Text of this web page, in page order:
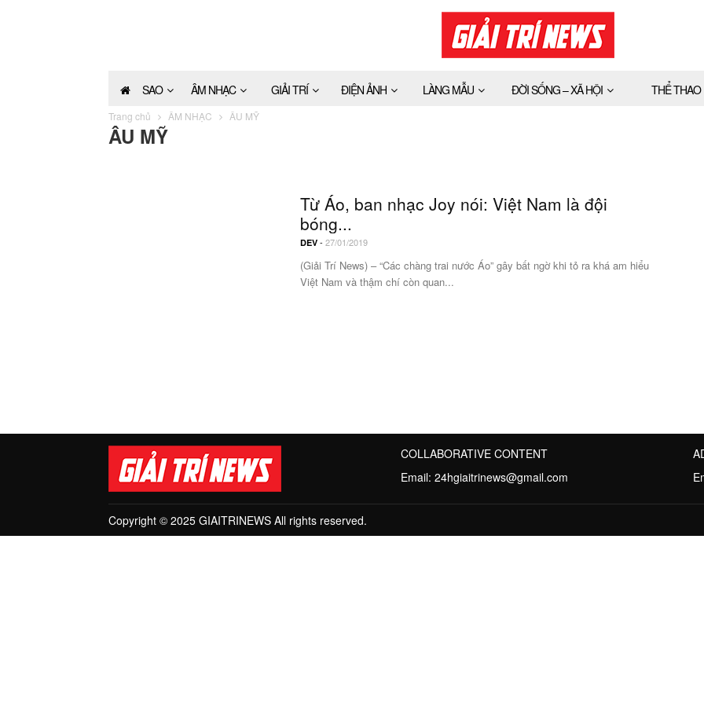
SAO ÂM NHẠC GIẢI TRÍ ĐIỆN ẢNH LÀNG MẪU ĐỜI SỐNG – XÃ HỘI THỂ THAO
Trang chủ ÂM NHẠC ÂU MỸ
ÂU MỸ
Từ Áo, ban nhạc Joy nói: Việt Nam là đội
bóng...
DEV - 27/01/2019
(Giải Trí News) – “Các chàng trai nước Áo” gây bất ngờ khi tỏ ra khá am hiểu
Việt Nam và thậm chí còn quan...
COLLABORATIVE CONTENT
Email: 24hgiaitrinews@gmail.com
Copyright © 2025 GIAITRINEWS All rights reserved.